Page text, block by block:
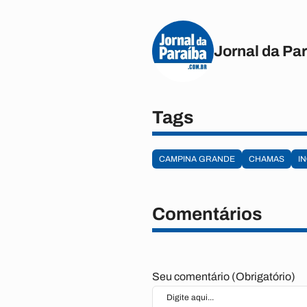
Jornal da
Tags
CAMPINA GRANDE CHAMAS
Comentários
Seu comentário (Obrigatório)